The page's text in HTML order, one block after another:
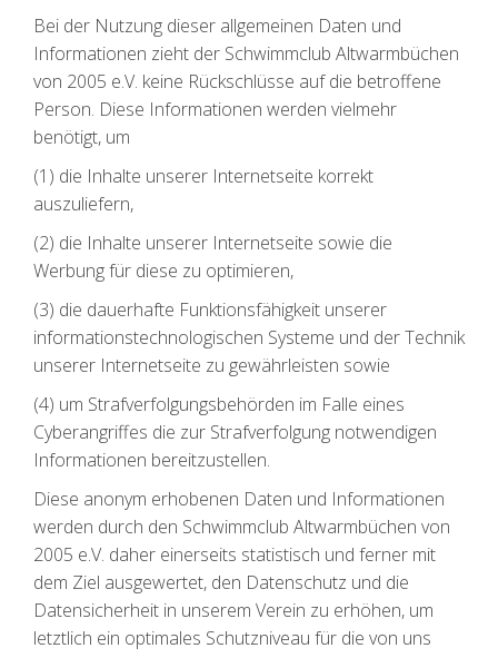
Bei der Nutzung dieser allgemeinen Daten und
Informationen zieht der Schwimmclub Altwarmbüchen
von 2005 e.V. keine Rückschlüsse auf die betroffene
Person. Diese Informationen werden vielmehr
benötigt, um
(1) die Inhalte unserer Internetseite korrekt
auszuliefern,
(2) die Inhalte unserer Internetseite sowie die
Werbung für diese zu optimieren,
(3) die dauerhafte Funktionsfähigkeit unserer
informationstechnologischen Systeme und der Technik
unserer Internetseite zu gewährleisten sowie
(4) um Strafverfolgungsbehörden im Falle eines
Cyberangriffes die zur Strafverfolgung notwendigen
Informationen bereitzustellen.
Diese anonym erhobenen Daten und Informationen
werden durch den Schwimmclub Altwarmbüchen von
2005 e.V. daher einerseits statistisch und ferner mit
dem Ziel ausgewertet, den Datenschutz und die
Datensicherheit in unserem Verein zu erhöhen, um
letztlich ein optimales Schutzniveau für die von uns